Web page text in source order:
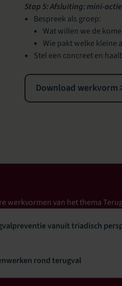
Stap 5: Afsluiting: mini-
Bespreek als groep:
Wat willen we de
Wie pakt welke kleine
Stel een concreet en
Download werkvorm
werkvormen van het thema
vanuit triadisch
rond terugval